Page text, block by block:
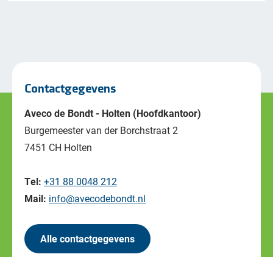
Contactgegevens
Aveco de Bondt - Holten (Hoofdkantoor)
Burgemeester van der Borchstraat 2
7451 CH Holten
Tel: +31 88 0048 212
Mail: info@avecodebondt.nl
Alle contactgegevens